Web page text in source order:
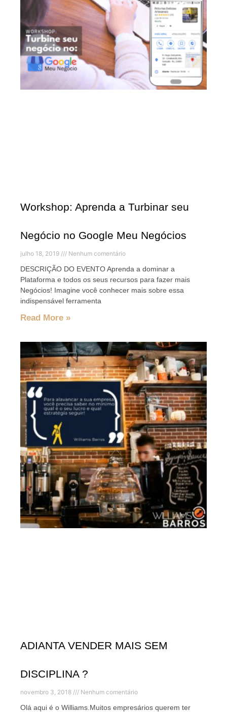
Workshop: Aprenda a Turbinar seu
Negócio no Google Meu Negócios
julho 18, 2019 Nenhum comentário
DESCRIÇÃO DO EVENTO Aprenda a dominar a
Plataforma e todos os seus recursos para fazer mais
Negócios! Imagine você conhecer mais sobre essa
indispensável ferramenta
Read More »
ADIANTA VENDER MAIS SEM
DISCIPLINA ?
novembro 3, 2018 Nenhum comentário
Olá aqui é o Williams.Muitos empresários querem ter